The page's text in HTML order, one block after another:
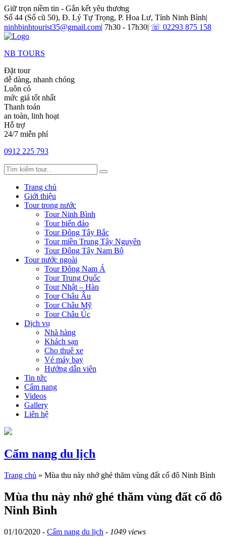
Giữ trọn niềm tin - Gắn kết yêu thương
Số 44 (Số cũ 50), Đ. Lý Tự Trọng, P. Hoa Lư, Tỉnh Ninh Bình|
ninhbinhtourist35@gmail.com| 7h30 - 17h30| ☏ 02293 875 158
NB TOURS
Đặt tour
dễ dàng, nhanh chóng
Luôn có
mức giá tốt nhất
Thanh toán
an toàn, linh hoạt
Hỗ trợ
24/7 miễn phí
0912 225 793
Trang chủ
Giới thiệu
Tour trong nước
Tour Ninh Bình
Tour biển đảo
Tour Đông Tây Bắc
Tour miền Trung Tây Nguyên
Tour Đông Tây Nam Bộ
Tour nước ngoài
Tour Đông Nam Á
Tour Trung Quốc
Tour Nhật – Hàn
Tour Châu Âu
Tour Châu Mỹ
Tour Châu Úc
Dịch vụ
Nhà hàng
Khách sạn
Cho thuê xe
Vé máy bay
Hướng dẫn viên
Tin tức
Cẩm nang
Videos
Gallery
Liên hệ
Cẩm nang du lịch
Trang chủ » Mùa thu này nhớ ghé thăm vùng đất cố đô Ninh Bình
Mùa thu này nhớ ghé thăm vùng đất cố đô
Ninh Bình
01/10/2020 - Cẩm nang du lịch - 1049 views